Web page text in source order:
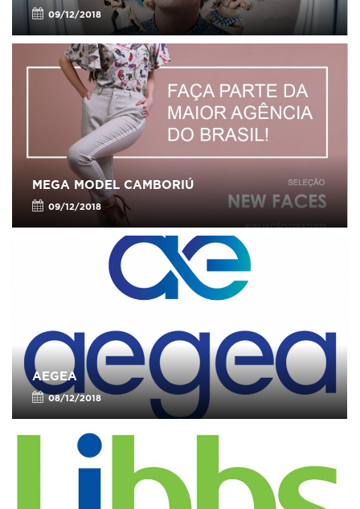
09/12/2018
MEGA MODEL CAMBORIÚ
09/12/2018
AEGEA
08/12/2018